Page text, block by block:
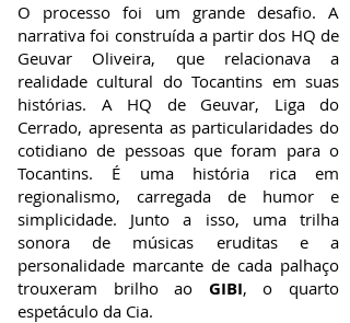
O processo foi um grande desafio. A
narrativa foi construída a partir dos HQ de
Geuvar Oliveira, que relacionava a
realidade cultural do Tocantins em suas
histórias. A HQ de Geuvar, Liga do
Cerrado, apresenta as particularidades do
cotidiano de pessoas que foram para o
Tocantins. É uma história rica em
regionalismo, carregada de humor e
simplicidade. Junto a isso, uma trilha
sonora de músicas eruditas e a
personalidade marcante de cada palhaço
trouxeram brilho ao GIBI, o quarto
espetáculo da Cia.